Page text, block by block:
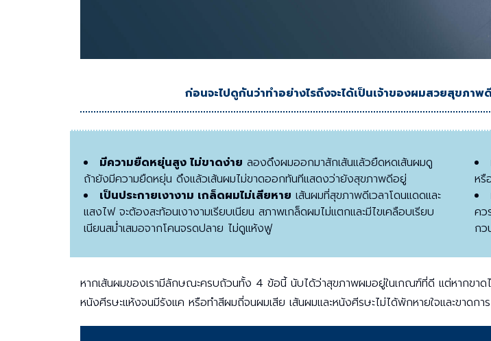
ก่อนจะไปดูกันว่าทำอย่างไรถึงจะได้เป็นเจ้าของผมสวยสุขภ
มีความยืดหยุ่นสูง ไม่ขาดง่าย ลองดึงผมออกมาสักเส้นแล้วยืดหดเส้นผมดู
ถ้ายังมีความยืดหยุ่น ดึงแล้วเส้นผมไม่ขาดออกทันทีแสดงว่ายังสุขภาพดีอยู่
เป็นประกายเงางาม เกล็ดผมไม่เสียหาย เส้นผมที่สุขภาพดีเวลาโดนแดดและ
แสงไฟ จะต้องสะท้อนเงางามเรียบเนียน สภาพเกล็ดผมไม่แตกและมีไขเคลือบเรียบ
เนียนสม่ำเสมอจากโคนจรดปลาย ไม่ดูแห้งฟู
หรื
คว
กว
หากเส้นผมของเรามีลักษณะครบถ้วนทั้ง 4 ข้อนี้ นับได้ว่าสุขภาพผมอยู่ในเกณฑ์ที่ดี แต่หากขาด
หนังศีรษะแห้งจนมีรังแค หรือทำสีผมถี่จนผมเสีย เส้นผมและหนังศีรษะไม่ได้พักหายใจและขาดการ